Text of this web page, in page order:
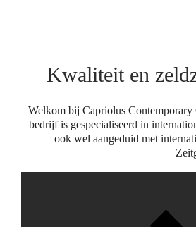
Kwaliteit en
Welkom bij Capriolus
bedrijf is gespecialiseerd in
ook wel aangeduid met